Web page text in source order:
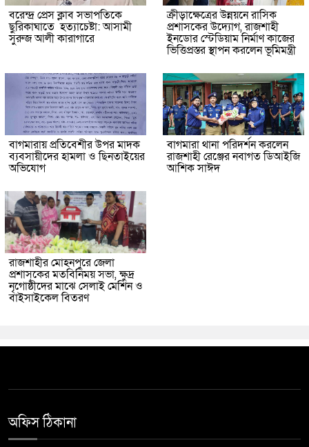
বরেন্দ্র প্রেস ক্লাব সভাপতিকে
ছুরিকাঘাতে হত্যাচেষ্টা: আসামী
সুরুজ আলী কারাগারে
ক্রীড়াক্ষেত্রের উন্নয়নে রাসিক
প্রশাসকের উদ্যোগ, রাজশাহী
ইনডোর স্টেডিয়াম নির্মাণ কাজের
ভিত্তিপ্রস্তর স্থাপন করলেন ভূমিমন্ত্রী
বাগমারায় প্রতিবেশীর উপর মাদক
ব্যবসায়ীদের হামলা ও ছিনতাইয়ের
অভিযোগ
বাগমারা থানা পরিদর্শন করলেন
রাজশাহী রেঞ্জের নবাগত ডিআইজি
আশিক সাঈদ
রাজশাহীর মোহনপুরে জেলা
প্রশাসকের মতবিনিময় সভা, ক্ষুদ্র
নৃগোষ্ঠীদের মাঝে সেলাই মেশিন ও
বাইসাইকেল বিতরণ
অফিস ঠিকানা